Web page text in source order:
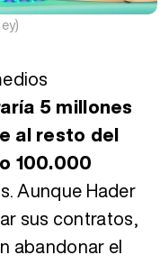
5 millones
al resto del
100.000
Aunque Hader
sus contratos,
abandonar el